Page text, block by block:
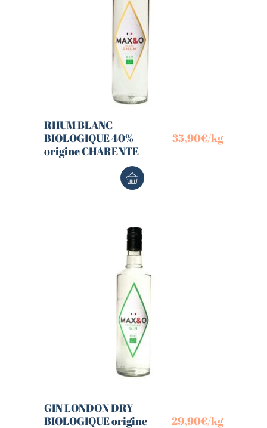
RHUM BLANC
BIOLOGIQUE 40%
origine CHARENTE
35,90€/kg
GIN LONDON DRY
BIOLOGIQUE origine
29,90€/kg